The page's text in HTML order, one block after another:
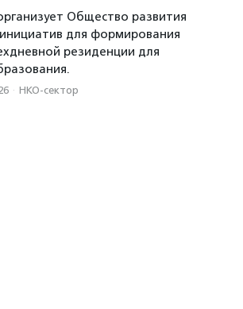
Общество развития
для формирования
резиденции для
· НКО-сектор